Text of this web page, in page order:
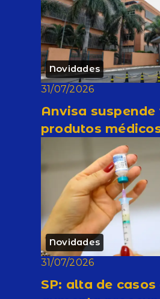
Novidades
31/07/2026
Anvisa suspende
produtos
Novidades
31/07/2026
SP: alta de